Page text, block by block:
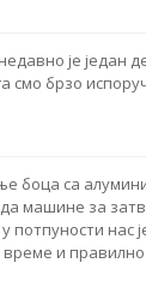
је један
смо брзо
боца са
машине за
потпуности нас
и правилно